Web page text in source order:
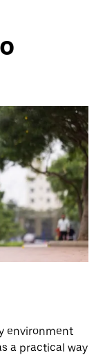
environment
a practical way